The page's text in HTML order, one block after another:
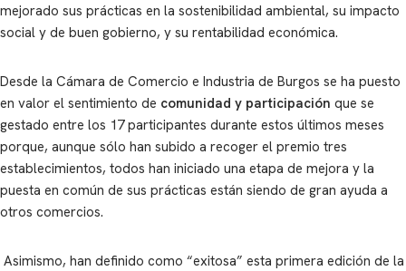
mejorado sus prácticas en la sostenibilidad ambiental, su impacto
social y de buen gobierno, y su rentabilidad económica.
Desde la Cámara de Comercio e Industria de Burgos se ha puesto
en valor el sentimiento de comunidad y participación que se
gestado entre los 17 participantes durante estos últimos meses
porque, aunque sólo han subido a recoger el premio tres
establecimientos, todos han iniciado una etapa de mejora y la
puesta en común de sus prácticas están siendo de gran ayuda a
otros comercios.
Asimismo, han definido como “exitosa” esta primera edición de la